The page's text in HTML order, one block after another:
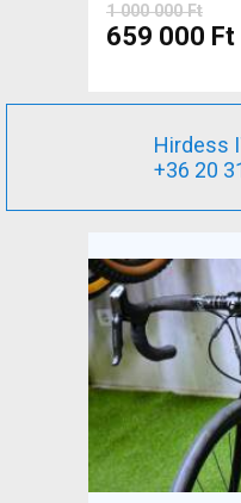
1 000 000 Ft
659 000 Ft
Hirdess
+36 20